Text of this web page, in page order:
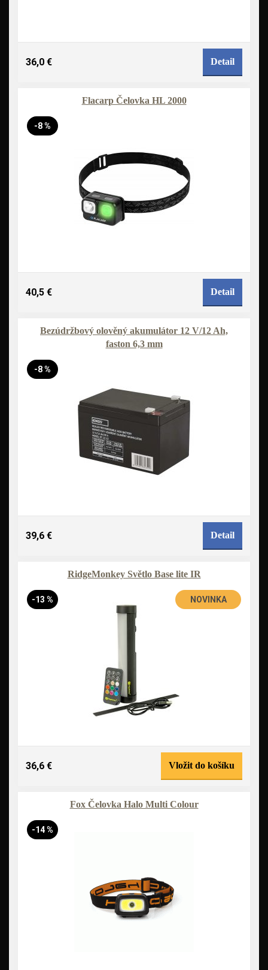
36,0 € Detail
Flacarp Čelovka HL 2000
-8 %
40,5 € Detail
Bezúdržbový olověný akumulátor 12 V/12 Ah,
faston 6,3 mm
-8 %
39,6 € Detail
RidgeMonkey Světlo Base lite IR
-13 % NOVINKA
36,6 € Vložit do košíku
Fox Čelovka Halo Multi Colour
-14 %